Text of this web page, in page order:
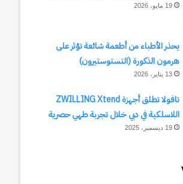
19 مايو، 2026
يحذر الأطباء من أطعمة شائعة تؤثر على
هرمون الذكورة (التستوستيرون)
13 يناير، 2026
تافولا تطلق أجهزة ZWILLING Xtend
اللاسلكية في دبي خلال تجربة طهي حصرية
19 ديسمبر، 2025